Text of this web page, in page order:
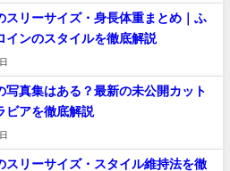
スリーサイズ・身長体重まとめ｜ふ
インのスタイルを徹底解説
写真集はある？最新の未公開カット
ビアを徹底解説
スリーサイズ・スタイル維持法を徹